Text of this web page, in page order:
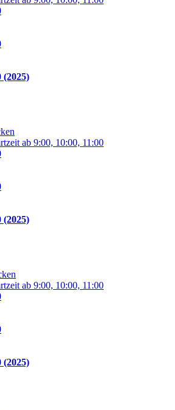
(2025)
ab 9:00, 10:00, 11:00
(2025)
ab 9:00, 10:00, 11:00
(2025)